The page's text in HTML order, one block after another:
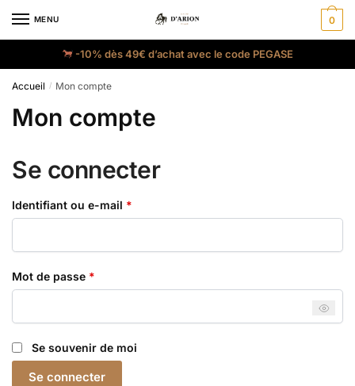
MENU 0
-10% dès 49€ d’achat avec le code PEGASE
Accueil / Mon compte
Mon compte
Se connecter
Identifiant ou e-mail *
Mot de passe *
Se souvenir de moi
Se connecter